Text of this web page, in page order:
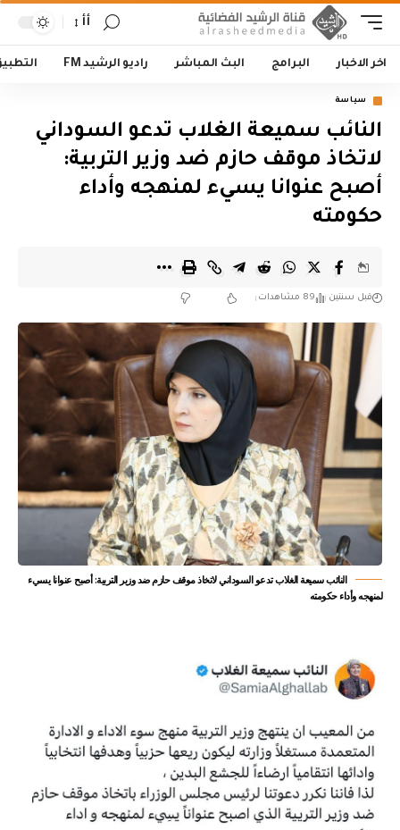
أأ
اخر الاخبار البرامج البث المباشر راديو الرشيد FM
سياسة
النائب سميعة الغلاب تدعو السوداني
لاتخاذ موقف حازم ضد وزير التربية:
أصبح عنوانا يسيء لمنهجه وأداء
حكومته
قبل سنتين 89 مشاهدات
النائب سميعة الغلاب تدعو السوداني لاتخاذ موقف حازم ضد وزير التربية: أصبح عنوانا يسيء
لمنهجه وأداء حكومته